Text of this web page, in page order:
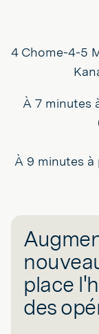
4 Chome-4-5
À 7 minutes
À 9 minutes à
place
des